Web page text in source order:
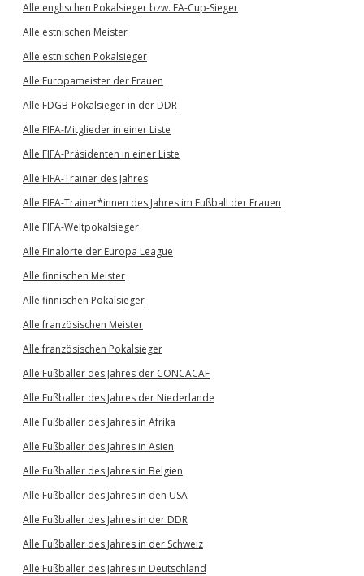
Alle englischen Pokalsieger bzw. FA-Cup-Sieger
Alle estnischen Meister
Alle estnischen Pokalsieger
Alle Europameister der Frauen
Alle FDGB-Pokalsieger in der DDR
Alle FIFA-Mitglieder in einer Liste
Alle FIFA-Präsidenten in einer Liste
Alle FIFA-Trainer des Jahres
Alle FIFA-Trainer*innen des Jahres im Fußball der Frauen
Alle FIFA-Weltpokalsieger
Alle Finalorte der Europa League
Alle finnischen Meister
Alle finnischen Pokalsieger
Alle französischen Meister
Alle französischen Pokalsieger
Alle Fußballer des Jahres der CONCACAF
Alle Fußballer des Jahres der Niederlande
Alle Fußballer des Jahres in Afrika
Alle Fußballer des Jahres in Asien
Alle Fußballer des Jahres in Belgien
Alle Fußballer des Jahres in den USA
Alle Fußballer des Jahres in der DDR
Alle Fußballer des Jahres in der Schweiz
Alle Fußballer des Jahres in Deutschland